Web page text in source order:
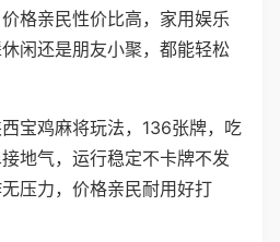
格亲民性价比高，家用娱乐
闲还是朋友小聚，都能轻松
宝鸡麻将玩法，136张牌，吃
地气，运行稳定不卡牌不发
压力，价格亲民耐用好打